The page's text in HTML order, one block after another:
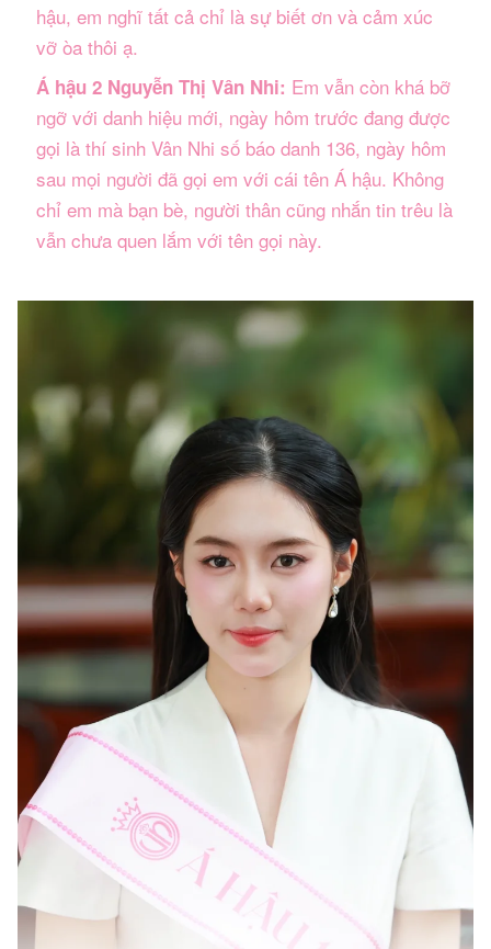
hậu, em nghĩ tất cả chỉ là sự biết ơn và cảm xúc
vỡ òa thôi ạ.
Á hậu 2 Nguyễn Thị Vân Nhi: Em vẫn còn khá bỡ
ngỡ với danh hiệu mới, ngày hôm trước đang được
gọi là thí sinh Vân Nhi số báo danh 136, ngày hôm
sau mọi người đã gọi em với cái tên Á hậu. Không
chỉ em mà bạn bè, người thân cũng nhắn tin trêu là
vẫn chưa quen lắm với tên gọi này.